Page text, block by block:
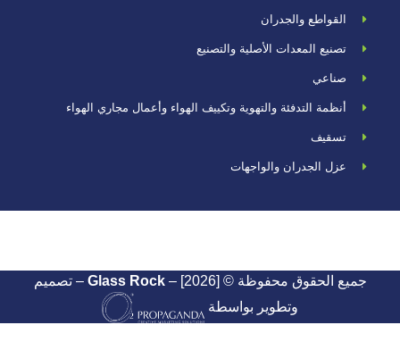
القواطع والجدران
تصنيع المعدات الأصلية والتصنيع
صناعي
أنظمة التدفئة والتهوية وتكييف الهواء وأعمال مجاري الهواء
تسقيف
عزل الجدران والواجهات
جميع الحقوق محفوظة © Glass Rock– [2026] – تصميم
وتطوير بواسطة